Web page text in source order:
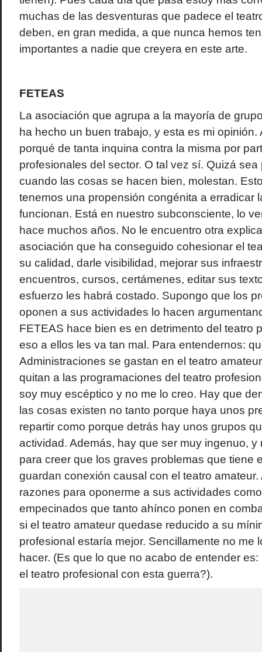
muchas de las desventuras que padece el
deben, en gran medida, a que nunca hemos
importantes a nadie que creyera en este arte.
FETEAS
La asociación que agrupa a la mayoría de
ha hecho un buen trabajo, y esta es mi
porqué de tanta inquina contra la misma por
profesionales del sector. O tal vez sí. Quizá sea
cuando las cosas se hacen bien, molestan.
tenemos una propensión congénita a erradicar
funcionan. Está en nuestro subconsciente, lo
hace muchos años. No le encuentro otra
asociación que ha conseguido cohesionar el
su calidad, darle visibilidad, mejorar sus
encuentros, cursos, certámenes, editar sus
esfuerzo les habrá costado. Supongo que los
oponen a sus actividades lo hacen
FETEAS hace bien es en detrimento del teatro
eso a ellos les va tan mal. Para entendernos:
Administraciones se gastan en el teatro
quitan a las programaciones del teatro
soy muy escéptico y no me lo creo. Hay que
las cosas existen no tanto porque haya unos
repartir como porque detrás hay unos grupos
actividad. Además, hay que ser muy ingenuo, y
para creer que los graves problemas que tiene
guardan conexión causal con el teatro
razones para oponerme a sus actividades
empecinados que tanto ahínco ponen en
si el teatro amateur quedase reducido a su
profesional estaría mejor. Sencillamente no me
hacer. (Es que lo que no acabo de entender
el teatro profesional con esta guerra?).